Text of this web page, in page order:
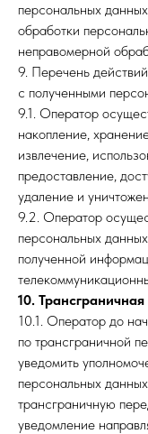
персональных
обработки
неправомерной
9. Перечень
с полученными
9.1. Оператор
накопление,
извлечение,
предоставление,
удаление и
9.2. Оператор
персональных
полученной
10.
10.1. Оператор до
по трансграничной
уведомить
персональных
трансграничную
уведомление